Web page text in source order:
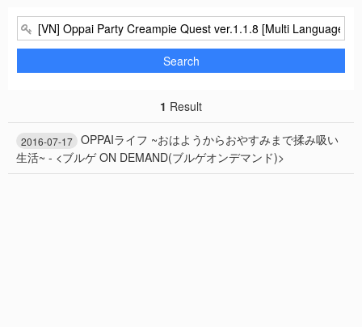
Search
1 Result
2016-07-17 OPPAIライフ ~おはようからおやすみまで揉み吸い
生活~ - <ブルゲ ON DEMAND(ブルゲオンデマンド)>